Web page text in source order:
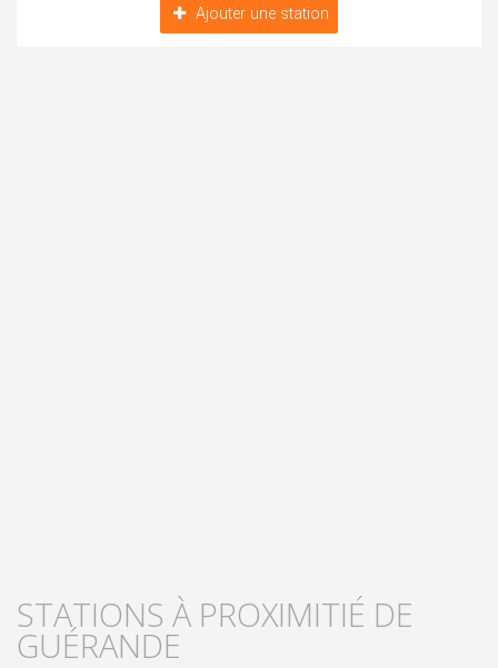
Ajouter une station
STATIONS À PROXIMITIÉ DE
GUÉRANDE